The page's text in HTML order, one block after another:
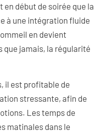
en début de soirée que la
à une intégration fluide
en devient
que jamais, la régularité
il est profitable de
stressante, afin de
Les temps de
matinales dans le